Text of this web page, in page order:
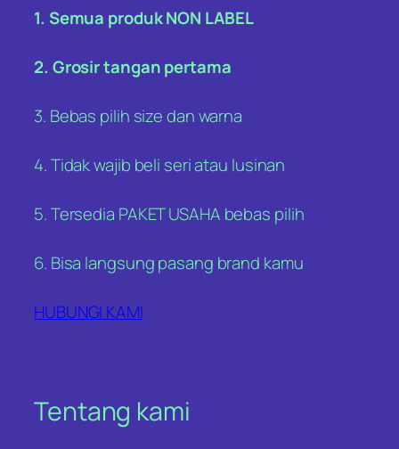
1. Semua produk NON LABEL
2. Grosir tangan pertama
3. Bebas pilih size dan warna
4. Tidak wajib beli seri atau lusinan
5. Tersedia PAKET USAHA bebas pilih
6. Bisa langsung pasang brand kamu
HUBUNGI KAMI
Tentang kami